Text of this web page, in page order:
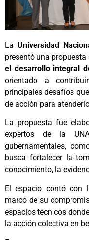
La Universidad
presentó una propuesta
el desarrollo integral
orientado a
principales desafíos
de acción para
La propuesta fue
expertos de la
gubernamentales,
busca fortalecer la
conocimiento, la
El espacio contó con
marco de su
espacios técnicos
la acción colectiva en